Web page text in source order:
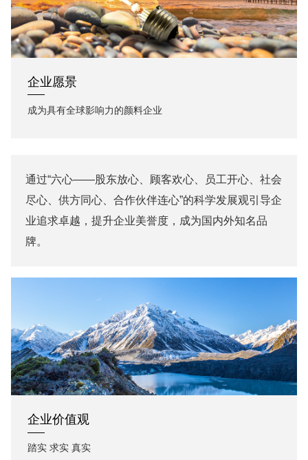
企业愿景
成为具有全球影响力的颜料企业
通过“六心——股东放心、顾客欢心、员工开心、社会
尽心、供方同心、合作伙伴连心”的科学发展观引导企
业追求卓越，提升企业美誉度，成为国内外知名品
牌。
企业价值观
踏实 求实 真实